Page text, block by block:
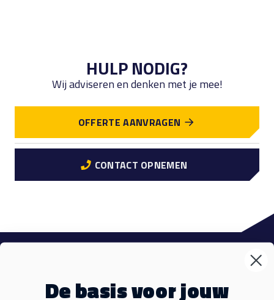
HULP NODIG?
Wij adviseren en denken met je mee!
OFFERTE AANVRAGEN
CONTACT OPNEMEN
De basis voor jouw